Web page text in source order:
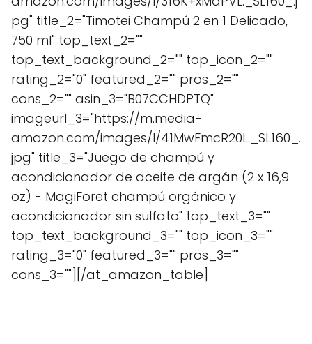
pg" title_2="Timotei Champú 2 en 1 Delicado,
750 ml" top_text_2=""
top_text_background_2="" top_icon_2=""
rating_2="0" featured_2="" pros_2=""
cons_2="" asin_3="B07CCHDPTQ"
imageurl_3="https://m.media-
amazon.com/images/I/41MwFmcR20L._SL160_.
jpg" title_3="Juego de champú y
acondicionador de aceite de argán (2 x 16,9
oz) - MagiForet champú orgánico y
acondicionador sin sulfato" top_text_3=""
top_text_background_3="" top_icon_3=""
rating_3="0" featured_3="" pros_3=""
cons_3=""][/at_amazon_table]